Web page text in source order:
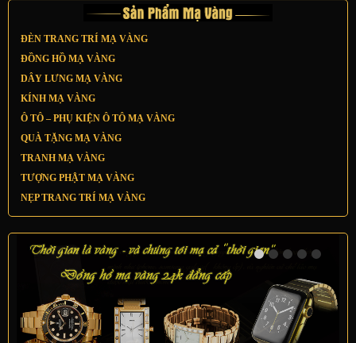
ĐÈN TRANG TRÍ MẠ VÀNG
ĐỒNG HỒ MẠ VÀNG
DÂY LƯNG MẠ VÀNG
KÍNH MẠ VÀNG
Ô TÔ – PHỤ KIỆN Ô TÔ MẠ VÀNG
QUÀ TẶNG MẠ VÀNG
TRANH MẠ VÀNG
TƯỢNG PHẬT MẠ VÀNG
NẸP TRANG TRÍ MẠ VÀNG